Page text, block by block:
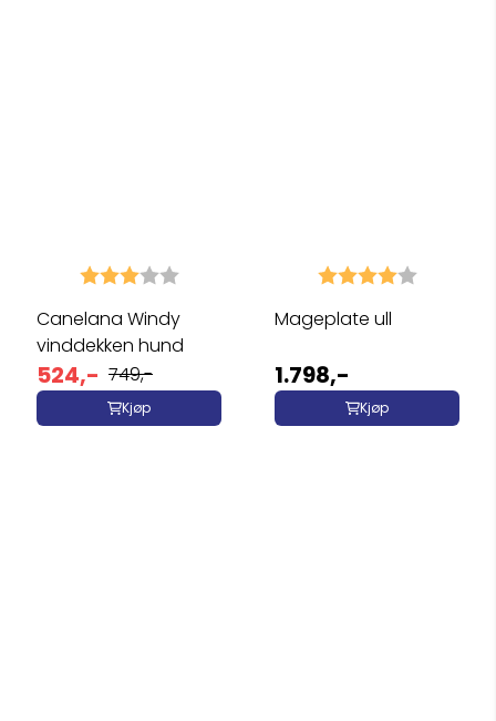
Karakter: 3.0 av 5 mulige
Canelana Windy
vinddekken hund
524,- 749,-
Kjøp
Karakter: 4.0 av 5
Mageplate ull
1.798,-
Kjøp